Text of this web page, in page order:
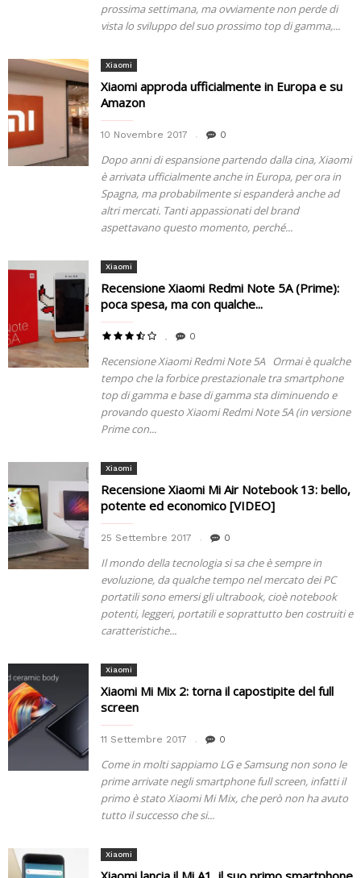
prossima settimana, ma ovviamente non perde di
vista lo sviluppo del suo prossimo top di gamma,...
Xiaomi
Xiaomi approda ufficialmente in Europa e su
Amazon
10 Novembre 2017 0
Dopo anni di espansione partendo dalla cina, Xiaomi
è arrivata ufficialmente anche in Europa, per ora in
Spagna, ma probabilmente si espanderà anche ad
altri mercati. Tanti appassionati del brand
aspettavano questo momento, perché...
Xiaomi
Recensione Xiaomi Redmi Note 5A (Prime):
poca spesa, ma con qualche...
0
Recensione Xiaomi Redmi Note 5A Ormai è qualche
tempo che la forbice prestazionale tra smartphone
top di gamma e base di gamma sta diminuendo e
provando questo Xiaomi Redmi Note 5A (in versione
Prime con...
Xiaomi
Recensione Xiaomi Mi Air Notebook 13: bello,
potente ed economico [VIDEO]
25 Settembre 2017 0
Il mondo della tecnologia si sa che è sempre in
evoluzione, da qualche tempo nel mercato dei PC
portatili sono emersi gli ultrabook, cioè notebook
potenti, leggeri, portatili e soprattutto ben costruiti e
caratteristiche...
Xiaomi
Xiaomi Mi Mix 2: torna il capostipite del full
screen
11 Settembre 2017 0
Come in molti sappiamo LG e Samsung non sono le
prime arrivate negli smartphone full screen, infatti il
primo è stato Xiaomi Mi Mix, che però non ha avuto
tutto il successo che si...
Xiaomi